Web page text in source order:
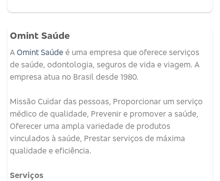
Omint Saúde
A Omint Saúde é uma empresa que oferece serviços
de saúde, odontologia, seguros de vida e viagem. A
empresa atua no Brasil desde 1980.
Missão Cuidar das pessoas, Proporcionar um serviço
médico de qualidade, Prevenir e promover a saúde,
Oferecer uma ampla variedade de produtos
vinculados à saúde, Prestar serviços de máxima
qualidade e eficiência.
Serviços